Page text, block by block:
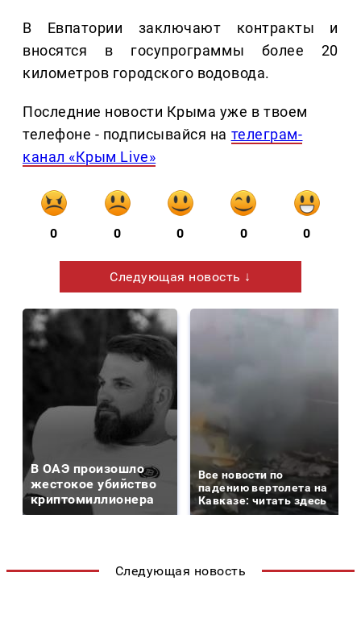
В Евпатории заключают контракты и
вносятся в госупрограммы более 20
километров городского водовода.
Последние новости Крыма уже в твоем
телефоне - подписывайся на телеграм-
канал «Крым Live»
0 0 0 0 0
Следующая новость ↓
В ОАЭ произошло
жестокое убийство
криптомиллионера
Все новости по
падению вертолета на
Кавказе: читать здесь
Следующая новость